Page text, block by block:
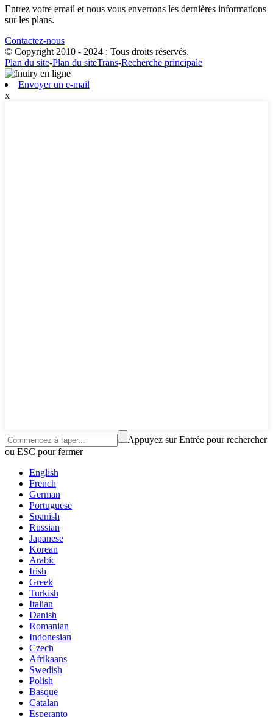
Entrez votre email et nous vous enverrons les dernières informations
sur les plans.
Contactez-nous
© Copyright 2010 - 2024 : Tous droits réservés.
Plan du site-Plan du siteTrans-Recherche principale
Envoyer un e-mail
x
Appuyez sur Entrée pour rechercher
ou ESC pour fermer
English
French
German
Portuguese
Spanish
Russian
Japanese
Korean
Arabic
Irish
Greek
Turkish
Italian
Danish
Romanian
Indonesian
Czech
Afrikaans
Swedish
Polish
Basque
Catalan
Esperanto